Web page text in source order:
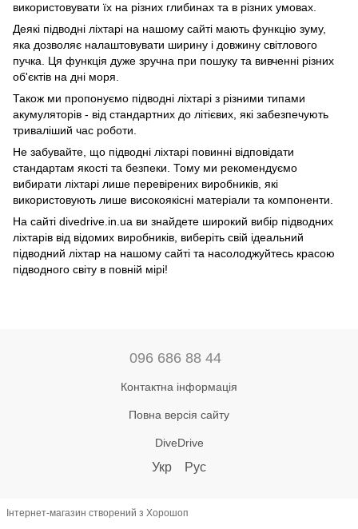
використовувати їх на різних глибинах та в різних умовах.
Деякі підводні ліхтарі на нашому сайті мають функцію зуму,
яка дозволяє налаштовувати ширину і довжину світлового
пучка. Ця функція дуже зручна при пошуку та вивченні різних
об'єктів на дні моря.
Також ми пропонуємо підводні ліхтарі з різними типами
акумуляторів - від стандартних до літієвих, які забезпечують
триваліший час роботи.
Не забувайте, що підводні ліхтарі повинні відповідати
стандартам якості та безпеки. Тому ми рекомендуємо
вибирати ліхтарі лише перевірених виробників, які
використовують лише високоякісні матеріали та компоненти.
На сайті divedrive.in.ua ви знайдете широкий вибір підводних
ліхтарів від відомих виробників, виберіть свій ідеальний
підводний ліхтар на нашому сайті та насолоджуйтесь красою
підводного світу в повній мірі!
096 686 88 44
Контактна інформація
Повна версія сайту
DiveDrive
Укр Рус
Інтернет-магазин створений з Хорошоп